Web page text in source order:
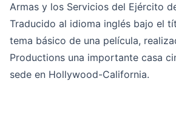
Armas y los Servicios del Ejército
Traducido al idioma inglés bajo el
tema básico de una película,
Productions una importante casa
sede en Hollywood-California.